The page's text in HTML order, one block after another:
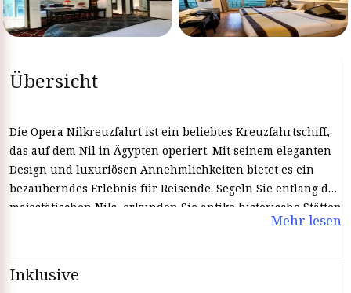
Übersicht
Die Opera Nilkreuzfahrt ist ein beliebtes Kreuzfahrtschiff,
das auf dem Nil in Ägypten operiert. Mit seinem eleganten
Design und luxuriösen Annehmlichkeiten bietet es ein
bezauberndes Erlebnis für Reisende. Segeln Sie entlang des
majestätischen Nils, erkunden Sie antike historische Stätten
und tauchen Sie ein in die reiche Kultur und das Erbe
Bord der Opera Nilkreuzfahrt und schaffen Sie
unvergessliche Erinnerungen an Ihre Reise. Begeben Sie
Mehr lesen
Inklusive